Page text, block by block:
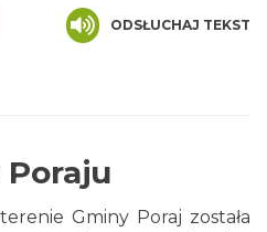
ODSŁUCHAJ TEKST
Poraju
Gminy Poraj została